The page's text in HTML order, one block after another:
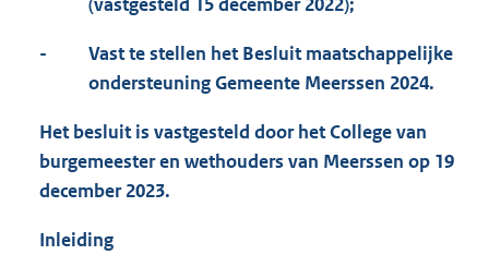
-
Vast te stellen het Besluit maatschappelijke
ondersteuning Gemeente Meerssen 2024.
Het besluit is vastgesteld door het College van
burgemeester en wethouders van Meerssen op 19
december 2023.
Inleiding